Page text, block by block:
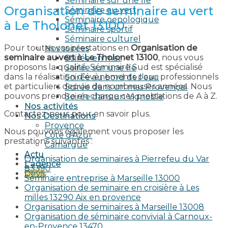
Séminaire au vert
Séminaire oenologique
Séminaire sportif
Séminaire culturel
Nos soirées
Soirée en mer
Soirée sur une île
Soirée au bord de l’eau
Soirée dans un mas Provençal
Soirée dans un Vignoble
Nos activités
Nos Destinations
Provence
Côte d’Azur
Camargue
Actu
L’agence
Devis
Organisation de seminaire au vert
à Le Tholonet 13100
Pour toutes vos prestations en Organisation de
seminaire au vert à Le Tholonet 13100, nous vous
proposons la qualité. Séminaire Sud est spécialisé
dans la réalisation d’évènements pour professionnels
et particuliers depuis de nombreuses années. Nous
pouvons prendre en charge ces prestations de A à Z.
Contactez-nous pour en savoir plus.
Nous pouvons également vous proposer les
prestations suivantes :
Organisation de seminaires à Pierrefeu du Var
83390
Seminaire entreprise à Marseille 13000
Organisation de seminaire en croisière à Les
milles 13290 Aix en provence​
Organisation de seminaires à Marseille 13008
Organisation de séminaire convivial à Carnoux-
en-Provence 13470